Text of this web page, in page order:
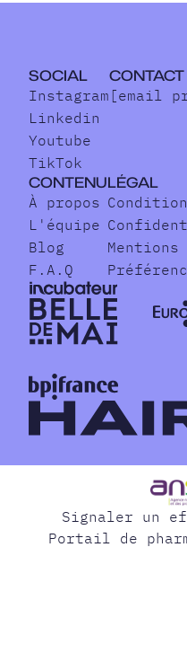
SOCIAL
Instagram
Linkedin
Youtube
TikTok
CONTACT
[email
CONTENU
À propos
L'équipe
Blog
F.A.Q
LÉGAL
Signaler un
Portail de